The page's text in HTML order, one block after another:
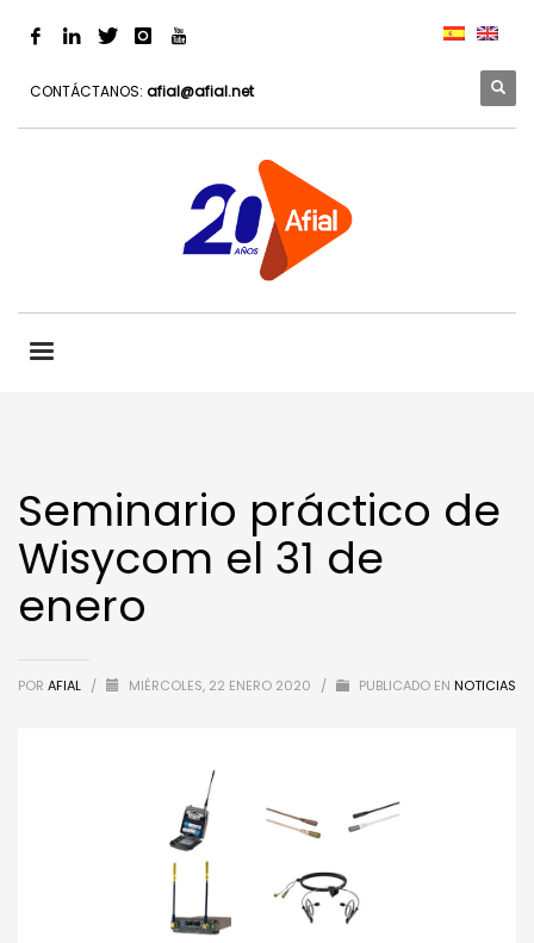
CONTÁCTANOS: afial@afial.net
Seminario práctico de
Wisycom el 31 de
enero
POR AFIAL / MIÉRCOLES, 22 ENERO 2020 / PUBLICADO EN NOTICIAS